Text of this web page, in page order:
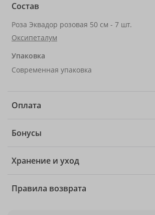
Состав
Роза Эквадор розовая 50 см - 7 шт.
Оксипеталум
Упаковка
Современная упаковка
Оплата
Бонусы
Хранение и уход
Правила возврата